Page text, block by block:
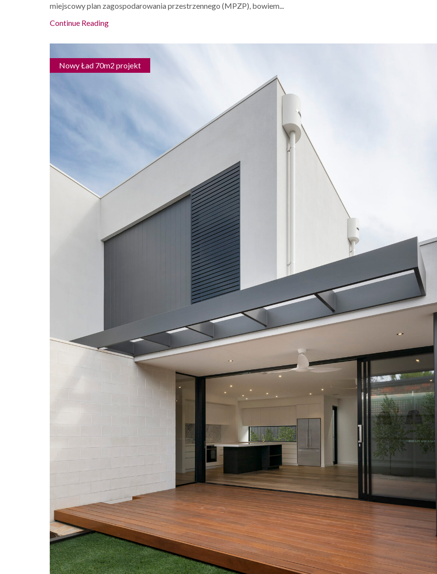
miejscowy plan zagospodarowania przestrzennego (MPZP), bowiem...
Continue Reading
Nowy Ład 70m2 projekt